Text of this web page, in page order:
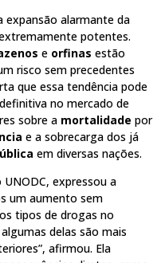
expansão alarmante da
potentes.
e orfinas estão
risco sem precedentes
que essa tendência pode
no mercado de
sobre a mortalidade por
e a sobrecarga dos já
em diversas nações.
expressou a
um aumento sem
tipos de drogas no
delas são mais
afirmou. Ela